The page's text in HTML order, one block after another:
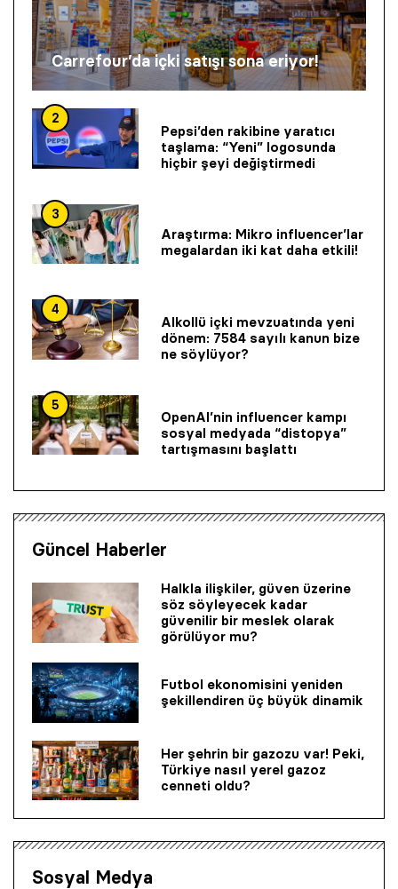
Carrefour’da içki satışı sona eriyor!
2
Pepsi’den rakibine yaratıcı
taşlama: “Yeni” logosunda
hiçbir şeyi değiştirmedi
3
Araştırma: Mikro influencer’lar
megalardan iki kat daha etkili!
4
Alkollü içki mevzuatında yeni
dönem: 7584 sayılı kanun bize
ne söylüyor?
5
OpenAI’nin influencer kampı
sosyal medyada “distopya”
tartışmasını başlattı
Güncel Haberler
Halkla ilişkiler, güven üzerine
söz söyleyecek kadar
güvenilir bir mes­lek olarak
görülüyor mu?
Futbol ekonomisini yeniden
şekillendiren üç büyük dinamik
Her şehrin bir gazozu var! Peki,
Türkiye nasıl yerel gazoz
cenneti oldu?
Sosyal Medya